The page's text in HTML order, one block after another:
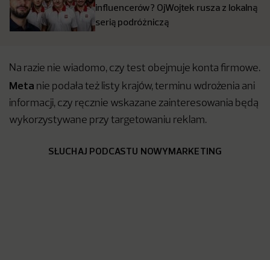
influencerów? OjWojtek rusza z lokalną
serią podróżniczą
Na razie nie wiadomo, czy test obejmuje konta firmowe.
Meta nie podała też listy krajów, terminu wdrożenia ani
informacji, czy ręcznie wskazane zainteresowania będą
wykorzystywane przy targetowaniu reklam.
SŁUCHAJ PODCASTU NOWYMARKETING